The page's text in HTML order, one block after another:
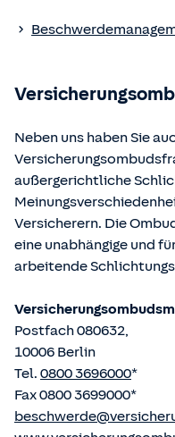
Die berufsrechtlichen
eingesehen und
Neben uns haben Sie
außergerichtliche
Versicherern. Die
eine unabhängige und
arbeitende
Postfach 080632,
10006 Berlin
Tel. 0800 3696000*
Fax 0800 3699000*